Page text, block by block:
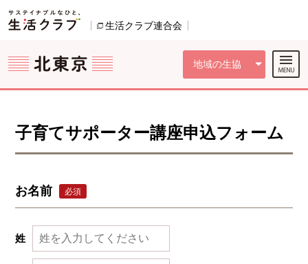
ページの先頭です。
生活クラブ連合会
地域の生協
ここからサイト内共通メニューです。
サイト内共通メニューをスキップする
サイト内共通メニューここまで。
子育てサポーター講座申込フォーム
お名前 必須
姓